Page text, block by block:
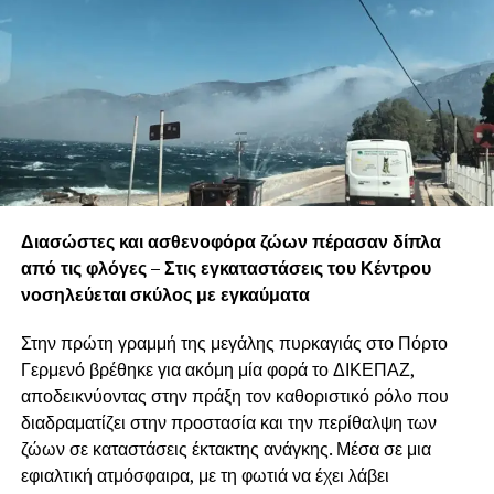
Αδέσποτες γάτες και σκύλοι, στην προσπάθειά τους να
σωθούν από τις φλόγες και τους πυκνούς καπνούς, είχαν
καταφύγει στα βράχια της παραλίας. Οι διασώστες του
ΔΙΚΕΠΑΖ χρειάστηκε να πραγματοποιήσουν ιδιαίτερα
δύσκολους και επικίνδυνους χειρισμούς, προκειμένου να
προσεγγίσουν τα τρομαγμένα ζώα.
Ιδιαίτερα σημαντική ήταν η επέμβασή τους για τη διάσωση
ενός τραυματισμένου σκύλου, ο οποίος εντοπίστηκε με
εγκαύματα. Η παρέμβαση των πληρωμάτων αποδείχθηκε
σωτήρια.
Το ζώο μεταφέρθηκε στις εγκαταστάσεις του ΔΙΚΕΠΑΖ,
όπου νοσηλεύεται και δέχεται την απαραίτητη κτηνιατρική
φροντίδα. Οι κτηνίατροι περιποιούνται τα εγκαύματά του
Διασώστες και ασθενοφόρα ζώων πέρασαν δίπλα
από τις φλόγες – Στις εγκαταστάσεις του Κέντρου
νοσηλεύεται σκύλος με εγκαύματα
Στην πρώτη γραμμή της μεγάλης πυρκαγιάς στο Πόρτο
Γερμενό βρέθηκε για ακόμη μία φορά το ΔΙΚΕΠΑΖ,
αποδεικνύοντας στην πράξη τον καθοριστικό ρόλο που
διαδραματίζει στην προστασία και την περίθαλψη των
ζώων σε καταστάσεις έκτακτης ανάγκης. Μέσα σε μια
εφιαλτική ατμόσφαιρα, με τη φωτιά να έχει λάβει